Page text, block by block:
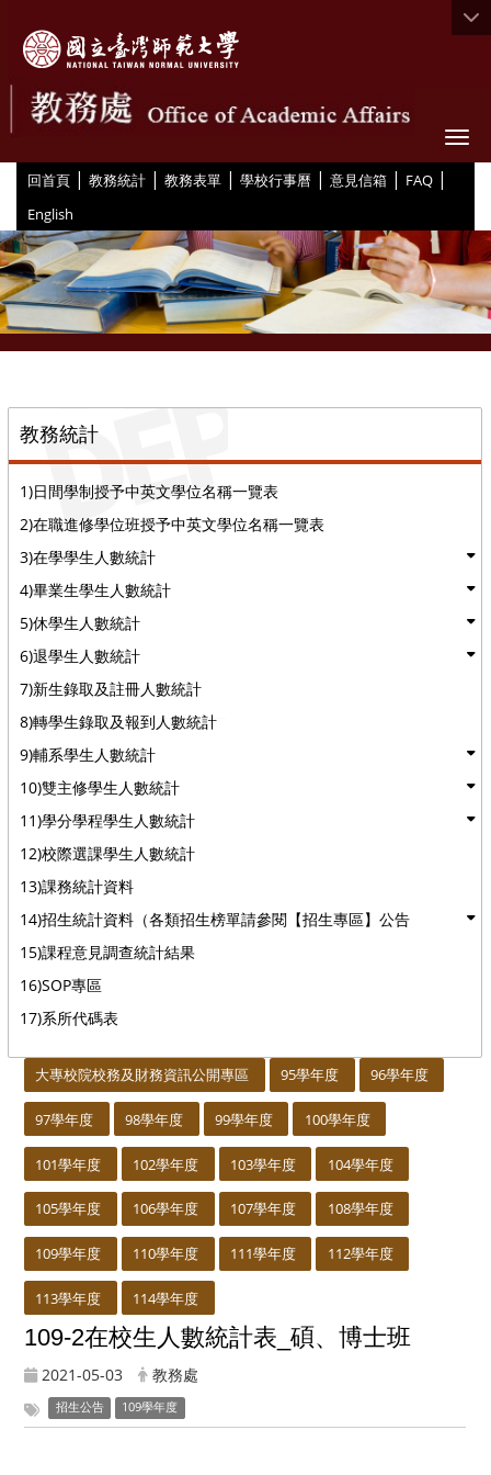
回首頁 | 教務統計 | 教務表單 | 學校行事曆 | 意見信箱 | FAQ |
English
教務統計
1)日間學制授予中英文學位名稱一覽表
2)在職進修學位班授予中英文學位名稱一覽表
3)在學學生人數統計
4)畢業生學生人數統計
5)休學生人數統計
6)退學生人數統計
7)新生錄取及註冊人數統計
8)轉學生錄取及報到人數統計
9)輔系學生人數統計
10)雙主修學生人數統計
11)學分學程學生人數統計
12)校際選課學生人數統計
13)課務統計資料
14)招生統計資料（各類招生榜單請參閱【招生專區】公告
15)課程意見調查統計結果
16)SOP專區
17)系所代碼表
大專校院校務及財務資訊公開專區 95學年度 96學年度
97學年度 98學年度 99學年度 100學年度
101學年度 102學年度 103學年度 104學年度
105學年度 106學年度 107學年度 108學年度
109學年度 110學年度 111學年度 112學年度
113學年度 114學年度
109-2在校生人數統計表_碩、博士班
2021-05-03 教務處
招生公告 109學年度